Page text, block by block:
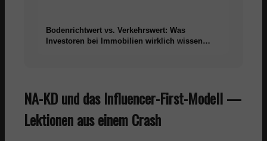
Bodenrichtwert vs. Verkehrswert: Was
Investoren bei Immobilien wirklich wissen
NA-KD und das Influencer-First-Modell —
Lektionen aus einem Crash